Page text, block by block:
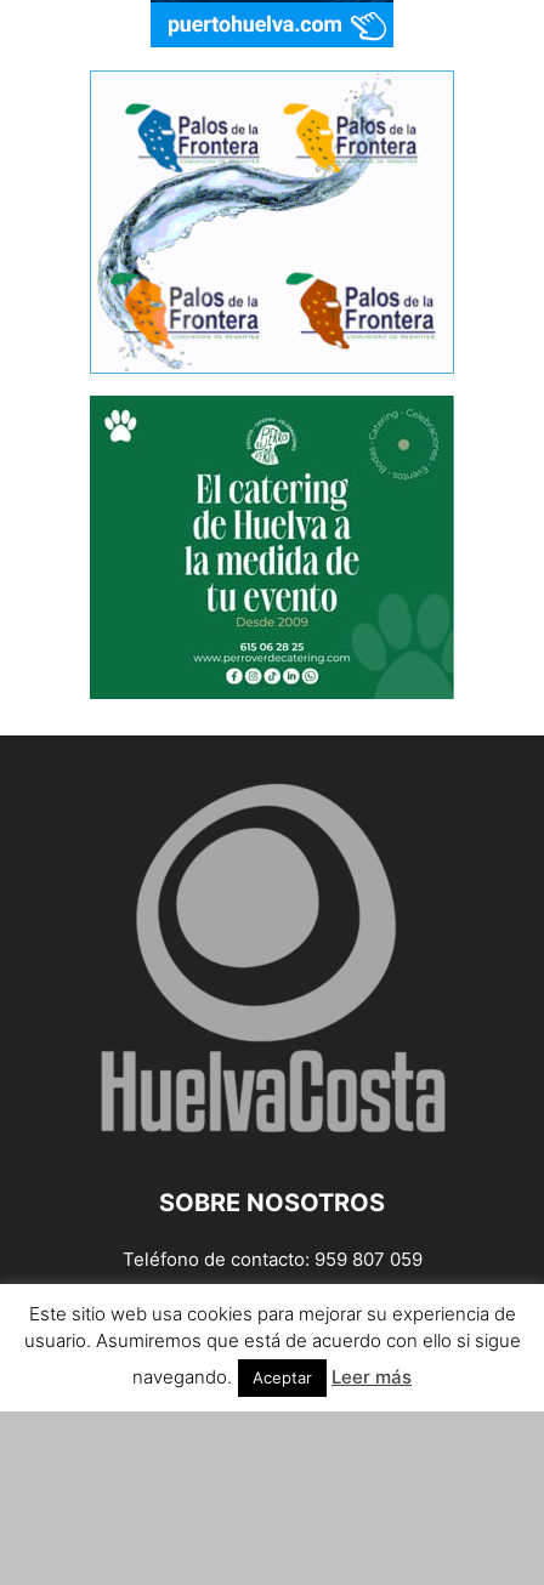
SOBRE NOSOTROS
Teléfono de contacto: 959 807 059
¡Anúnciate!
Envíanos tus notas de prensa a:
prensa@huelvacosta.com
Contáctenos:info@huelvacosta.com
Este sitio web usa cookies para mejorar su experiencia de
usuario. Asumiremos que está de acuerdo con ello si sigue
navegando.
Aceptar Leer más